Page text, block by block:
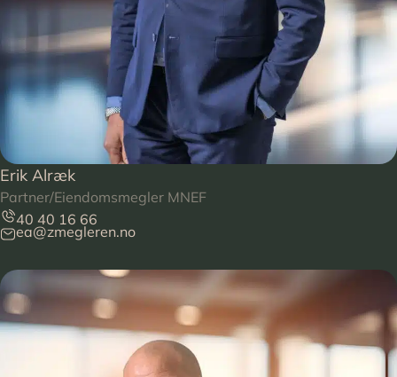
Erik Alræk
Partner/Eiendomsmegler MNEF
40 40 16 66
ea@zmegleren.no